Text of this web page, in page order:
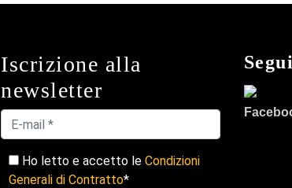
Iscrizione alla
newsletter
Ho letto e accetto le Condizioni
Generali di Contratto*